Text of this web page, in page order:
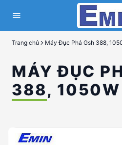
Trang chủ Máy Đục Phá Gsh 388,
MÁY ĐỤC
388, 1050W